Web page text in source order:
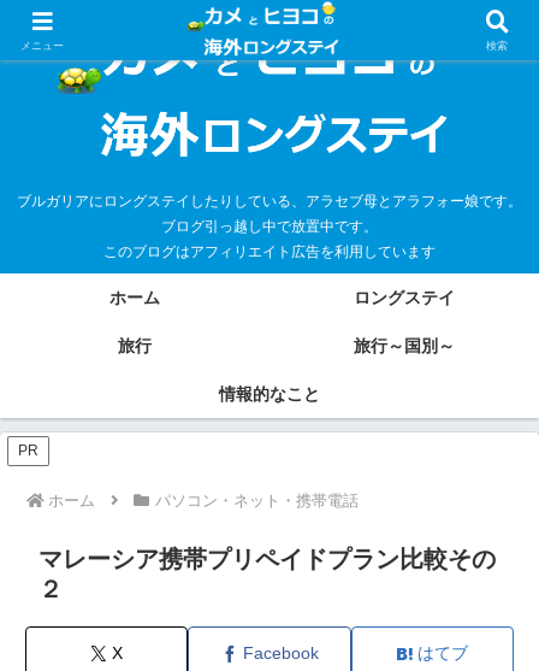
ブルガリアにロングステイしたりしている、アラセブ母とアラフォー娘です。
ブログ引っ越し中で放置中です。
このブログはアフィリエイト広告を利用しています
ホーム ロングステイ
旅行 旅行～国別～
情報的なこと
PR
ホーム パソコン・ネット・携帯電話
マレーシア携帯プリペイドプラン比較その
２
X Facebook はてブ
メニュー 検索